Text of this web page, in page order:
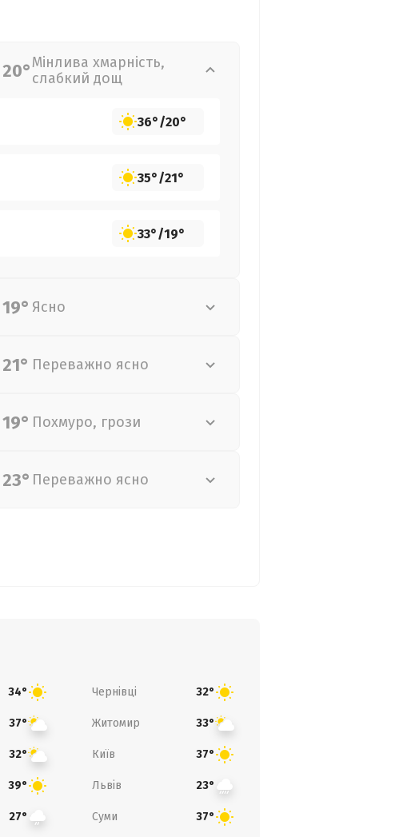
20°Мінлива хмарність,
слабкий дощ
36°/20°
35°/21°
33°/19°
19° Ясно
21° Переважно ясно
19° Похмуро, грози
23° Переважно ясно
34° Чернівці 32°
37° Житомир 33°
32° Київ 37°
39° Львів 23°
27° Суми 37°